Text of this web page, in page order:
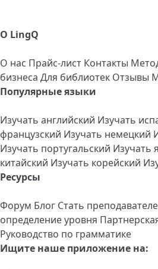
О LingQ
О нас Прайс-лист Контакты
бизнеса Для библиотек Отзывы
Популярные языки
Изучать английский Изучать
французский Изучать немецкий
Изучать португальский Изучать
китайский Изучать корейский
Ресурсы
Форум Блог Стать
определение уровня
Руководство по грамматике
Ищите наше приложение на: